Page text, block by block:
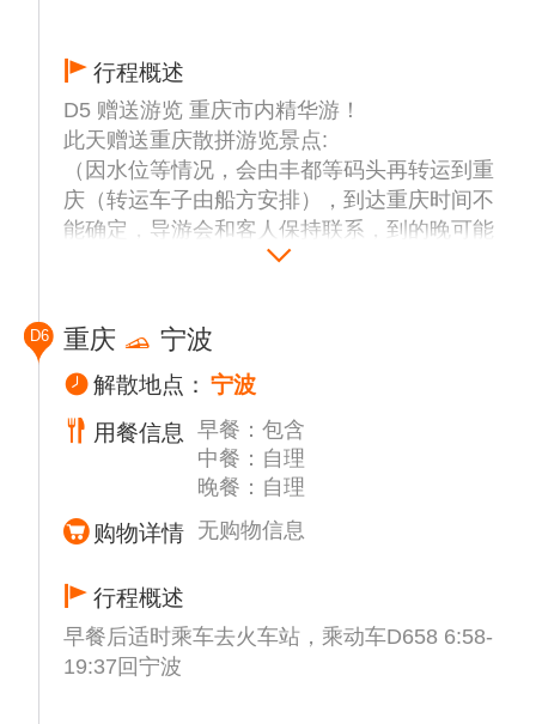
行程概述
D5 赠送游览 重庆市内精华游！
此天赠送重庆散拼游览景点:
（因水位等情况，会由丰都等码头再转运到重
庆（转运车子由船方安排），到达重庆时间不
能确定，导游会和客人保持联系，到的晚可能
会先由司机接上客人入住酒店，再和导游大部
游提前一天晚上21:00前通知为准）
统一出发（备注：由于早上接的客人较多；如
【戴家巷崖壁步道】（参观时间约30分钟）位
于渝中区临江门魁星楼和洪崖洞之间的岩壁
上，落差约60米的崖壁下是嘉陵江，面对江北
嘴，东临洪崖洞，是重庆老城墙遗址。 戴家
接戴家巷街区，向下过人行天桥即可到达嘉陵
崖洞共同构成长约1.1公里的环城墙步道戴家
巷支线。
D6 重庆 宁波
解散地点： 宁波
用餐信息
早餐：包含
中餐：自理
晚餐：自理
购物详情 无购物信息
行程概述
早餐后适时乘车去火车站，乘动车D658 6:58-
19:37回宁波